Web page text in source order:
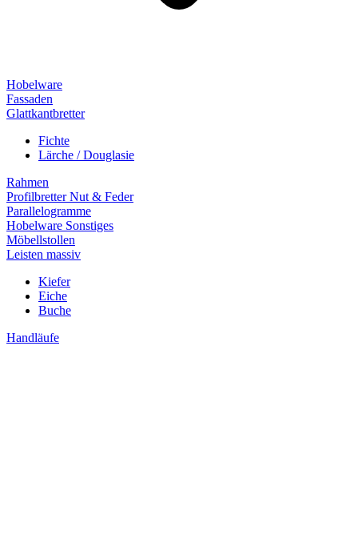
Hobelware
Fassaden
Glattkantbretter
Fichte
Lärche / Douglasie
Rahmen
Profilbretter Nut & Feder
Parallelogramme
Hobelware Sonstiges
Möbellstollen
Leisten massiv
Kiefer
Eiche
Buche
Handläufe